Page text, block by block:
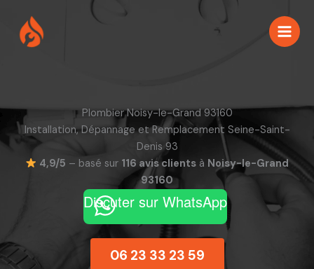
contenu
Plombier Noisy-le-Grand 93160
Installation, Dépannage et Remplacement Seine-Saint-
Denis 93
4,9/5 – basé sur 116 avis clients à Noisy-le-Grand
93160
Discuter sur WhatsApp
06 23 33 23 59